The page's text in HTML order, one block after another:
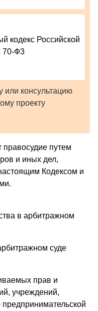
кодекс Российской
70-Ф3
или консультацию
проекту
путем
и иных дел,
Кодексом и
в арбитражном
суде
прав и
учреждений,